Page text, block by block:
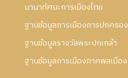
นานาทัศนะการเมืองไทย
ฐานข้อมูลการเมืองการปกครอง
ฐานข้อมูลรางวัลพระปกเกล้า
ฐานข้อมูลการเมืองภาคพลเมือง